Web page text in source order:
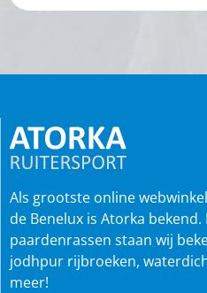
Als grootste online
de Benelux is Atorka
paardenrassen staan wij
jodhpur rijbroeken,
meer!